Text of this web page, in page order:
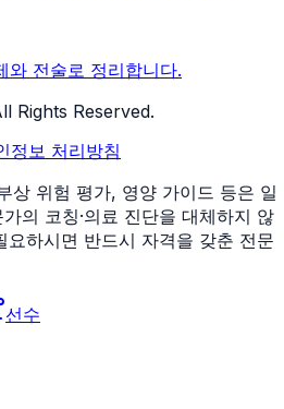
와 전술로 정리합니다.
Rights Reserved.
정보 처리방침
상 위험 평가, 영양 가이드 등은 일
의 코칭·의료 진단을 대체하지 않
요하시면 반드시 자격을 갖춘 전문
선수